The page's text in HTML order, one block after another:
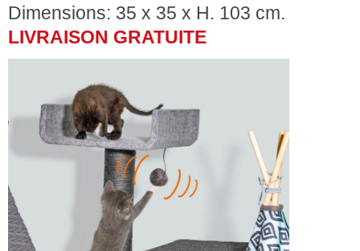
Dimensions: 35 x 35 x H. 103 cm.
LIVRAISON GRATUITE